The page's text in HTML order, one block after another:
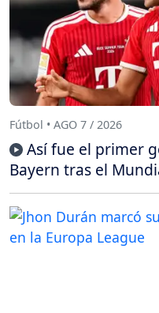
Fútbol • AGO 7 / 2026
Así fue el primer
Bayern tras el